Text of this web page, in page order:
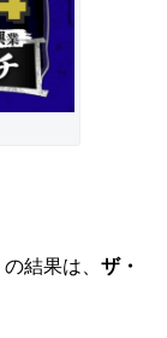
の結果は、 ザ・